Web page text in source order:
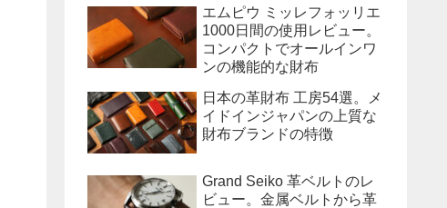
エムピウ ミッレフォッリエ
1000日間の使用レビュー。
コンパクトでオールインワ
ンの機能的な財布
日本の革財布 工房54選。メ
イドインジャパンの上質な
財布ブランドの特徴
Grand Seiko 革ベルトのレ
ビュー。金属ベルトから革